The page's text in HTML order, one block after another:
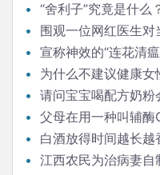
“舍利子”究竟是什么
围观一位网红医生
宣称神效的“连花清
为什么不建议健康女
请问宝宝喝配方奶
侣“清伙灵”有效果吗？
灵”？商家玩的是什么
父母在用一种叫辅酶
力。能科普一下吗？
白酒放得时间越长越
江西农民为治病妻自